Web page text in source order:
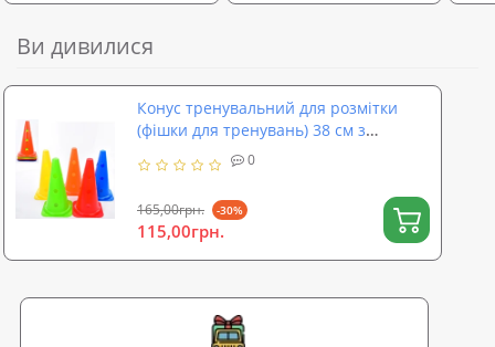
Ви дивилися
Конус тренувальний для розмітки
(фішки для тренувань) 38 см з
отворами (MS 4169-2)
0
165,00грн. -30%
115,00грн.